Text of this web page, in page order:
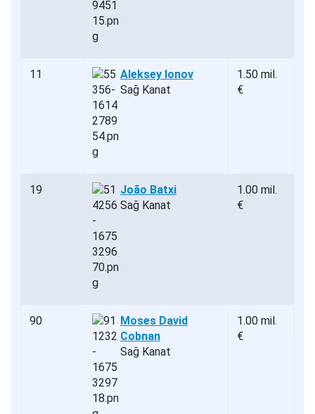
11
Aleksey Ionov
Sağ Kanat
1.50 mil.
€
19
João Batxi
Sağ Kanat
1.00 mil.
€
90
Moses David
Cobnan
Sağ Kanat
1.00 mil.
€